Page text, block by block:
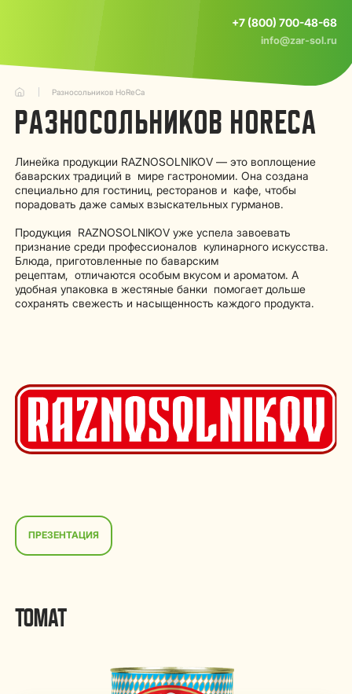
+7 (800) 700-48-68
info@zar-sol.ru
Разносольников HoReCa
РАЗНОСОЛЬНИКОВ HORECA
Линейка продукции RAZNOSOLNIKOV — это воплощение
баварских традиций в мире гастрономии. Она создана
специально для гостиниц, ресторанов и кафе, чтобы
порадовать даже самых взыскательных гурманов.
Продукция RAZNOSOLNIKOV уже успела завоевать
признание среди профессионалов кулинарного искусства.
Блюда, приготовленные по баварским
рецептам, отличаются особым вкусом и ароматом. А
удобная упаковка в жестяные банки помогает дольше
сохранять свежесть и насыщенность каждого продукта.
ПРЕЗЕНТАЦИЯ
ТОМАТ